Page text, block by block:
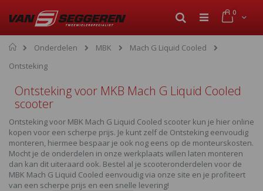
naar
de
inhoud
Cart
0
Zoek
Home
Onderdelen MBK
Mach G Liquid Cooled
Ontsteking
Ontsteking voor MKB Mach G Liquid Cooled
scooter
Ontsteking voor MBK Mach G Liquid Cooled scooter kun je hier online
kopen voor een scherpe prijs. Je kunt zelf de Ontsteking eenvoudig
monteren, hiermee bespaar je ook nog eens op de monteurskosten.
Mocht je de onderdelen in onze werkplaats willen laten monteren
dan kan dit uiteraard ook. Bestel al je scooteronderdelen voor de
MBK Mach G Liquid Cooled eenvoudig via onze site en je profiteert
van een scherpe prijs en een snelle levering!